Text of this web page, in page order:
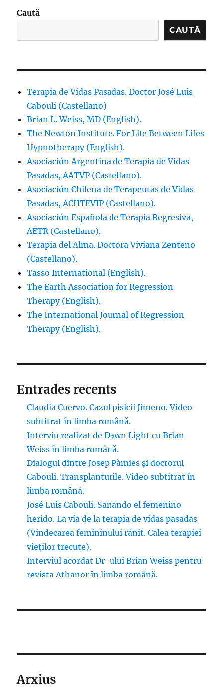
Caută
CAUTĂ
Terapia de Vidas Pasadas. Doctor José Luis
Cabouli (Castellano)
Brian L. Weiss, MD (English).
The Newton Institute. For Life Between Lifes
Hypnotherapy (English).
Asociación Argentina de Terapia de Vidas
Pasadas, AATVP (Castellano).
Asociación Chilena de Terapeutas de Vidas
Pasadas, ACHTEVIP (Castellano).
Asociación Española de Terapia Regresiva,
AETR (Castellano).
Terapia del Alma. Doctora Viviana Zenteno
(Castellano).
Tasso International (English).
The Earth Association for Regression
Therapy (English).
The International Journal of Regression
Therapy (English).
Entrades recents
Claudia Cuervo. Cazul pisicii Jimeno. Video
subtitrat în limba română.
Interviu realizat de Dawn Light cu Brian
Weiss în limba română.
Dialogul dintre Josep Pàmies și doctorul
Cabouli. Transplanturile. Video subtitrat în
limba română.
José Luis Cabouli. Sanando el femenino
herido. La vía de la terapia de vidas pasadas
(Vindecarea femininului rănit. Calea terapiei
vieților trecute).
Interviul acordat Dr-ului Brian Weiss pentru
revista Athanor în limba română.
Arxius